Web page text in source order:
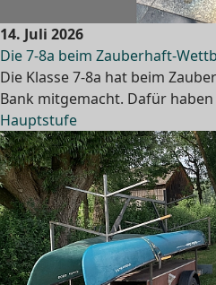
14. Juli 2026
Die 7-8a beim Zauberhaft-
Die Klasse 7-8a hat beim
Bank mitgemacht. Dafür
Hauptstufe